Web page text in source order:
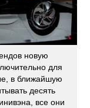
новую
для
в ближайшую
десять
все они